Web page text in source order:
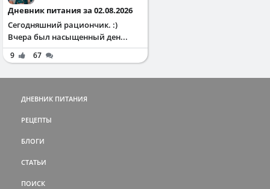
Дневник питания за 02.08.2026
Сегодняшний рациончик. :)
Вчера был насыщенный ден...
9 67
ДНЕВНИК ПИТАНИЯ
РЕЦЕПТЫ
БЛОГИ
СТАТЬИ
ПОИСК